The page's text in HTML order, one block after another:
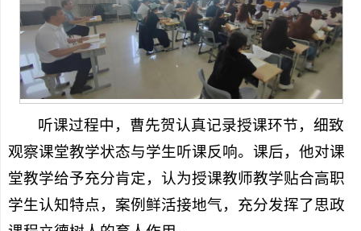
听课过程中，曹先贺认真记录授课环节，细致
观察课堂教学状态与学生听课反响。课后，他对课
堂教学给予充分肯定，认为授课教师教学贴合高职
学生认知特点，案例鲜活接地气，充分发挥了思政